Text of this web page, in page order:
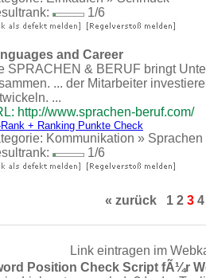
1/6
and Career
SPRACHEN & BERUF bringt
... der Mitarbeiter
...
http://www.sprachen-beruf.com/
Rank + Ranking Punkte Check
Kommunikation » Sprachen
1/6
« zurück 1 2 3 4
Link eintragen im
Position Check Script fÃ¼r